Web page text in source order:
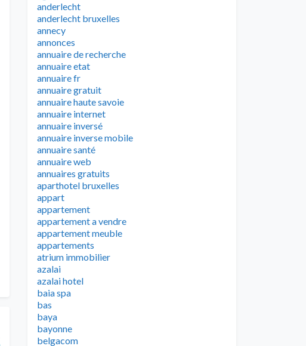
anderlecht
anderlecht bruxelles
annecy
annonces
annuaire de recherche
annuaire etat
annuaire fr
annuaire gratuit
annuaire haute savoie
annuaire internet
annuaire inversé
annuaire inverse mobile
annuaire santé
annuaire web
annuaires gratuits
aparthotel bruxelles
appart
appartement
appartement a vendre
appartement meuble
appartements
atrium immobilier
azalai
azalai hotel
baia spa
bas
baya
bayonne
belgacom